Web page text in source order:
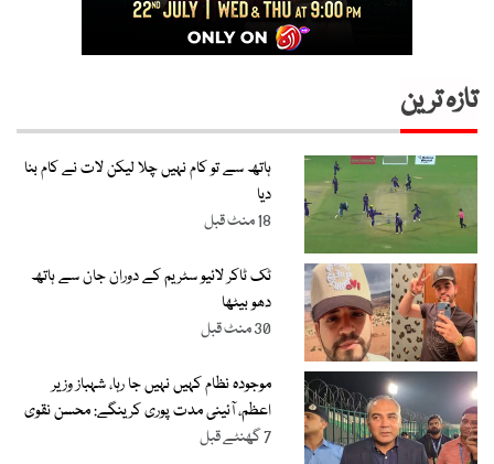
تازہ ترین
ہاتھ سے تو کام نہیں چلا لیکن لات نے کام بنا
دیا
18 منٹ قبل
ٹک ٹاکر لائیو سٹریم کے دوران جان سے ہاتھ
دھو بیٹھا
30 منٹ قبل
موجودہ نظام کہیں نہیں جا رہا، شہباز وزیر
اعظم، آئینی مدت پوری کرینگے: محسن نقوی
7 گھنٹے قبل